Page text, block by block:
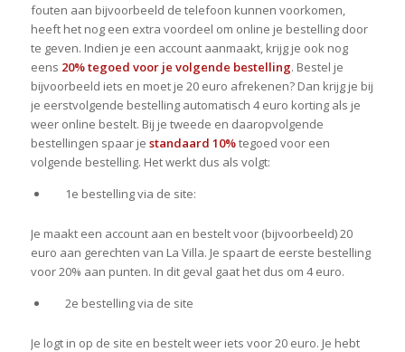
fouten aan bijvoorbeeld de telefoon kunnen voorkomen,
heeft het nog een extra voordeel om online je bestelling door
te geven. Indien je een account aanmaakt, krijg je ook nog
eens 20% tegoed voor je volgende bestelling. Bestel je
bijvoorbeeld iets en moet je 20 euro afrekenen? Dan krijg je bij
je eerstvolgende bestelling automatisch 4 euro korting als je
weer online bestelt. Bij je tweede en daaropvolgende
bestellingen spaar je standaard 10%tegoed voor een
volgende bestelling. Het werkt dus als volgt:
1e bestelling via de site:
Je maakt een account aan en bestelt voor (bijvoorbeeld) 20
euro aan gerechten van La Villa. Je spaart de eerste bestelling
voor 20% aan punten. In dit geval gaat het dus om 4 euro.
2e bestelling via de site
Je logt in op de site en bestelt weer iets voor 20 euro. Je hebt